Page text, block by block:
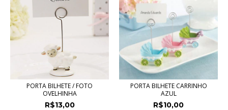
PORTA BILHETE / FOTO
OVELHINHA
R$13,00
PORTA BILHETE CARRINHO
AZUL
R$10,00